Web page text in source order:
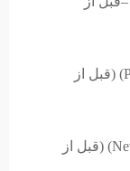
«پومونا اسپراوت» (Pomona Sprout) (قبل از
«نویل لانگ‌باتم» (Neville Longbottom) (قبل از